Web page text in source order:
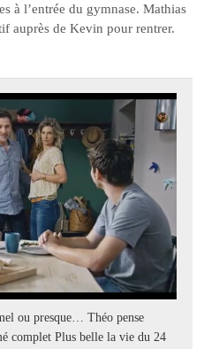
à l’entrée du gymnase. Mathias
auprès de Kevin pour rentrer.
ou presque… Théo pense
complet Plus belle la vie du 24